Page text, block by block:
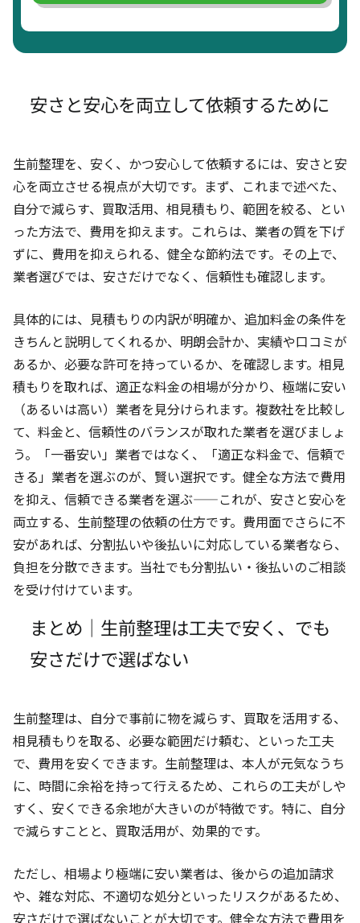
安さと安心を両立して依頼するために
生前整理を、安く、かつ安心して依頼するには、安さと安
心を両立させる視点が大切です。まず、これまで述べた、
自分で減らす、買取活用、相見積もり、範囲を絞る、とい
った方法で、費用を抑えます。これらは、業者の質を下げ
ずに、費用を抑えられる、健全な節約法です。その上で、
業者選びでは、安さだけでなく、信頼性も確認します。
具体的には、見積もりの内訳が明確か、追加料金の条件を
きちんと説明してくれるか、明朗会計か、実績や口コミが
あるか、必要な許可を持っているか、を確認します。相見
積もりを取れば、適正な料金の相場が分かり、極端に安い
（あるいは高い）業者を見分けられます。複数社を比較し
て、料金と、信頼性のバランスが取れた業者を選びましょ
う。「一番安い」業者ではなく、「適正な料金で、信頼で
きる」業者を選ぶのが、賢い選択です。健全な方法で費用
を抑え、信頼できる業者を選ぶ——これが、安さと安心を
両立する、生前整理の依頼の仕方です。費用面でさらに不
安があれば、分割払いや後払いに対応している業者なら、
負担を分散できます。当社でも分割払い・後払いのご相談
を受け付けています。
まとめ｜生前整理は工夫で安く、でも
安さだけで選ばない
生前整理は、自分で事前に物を減らす、買取を活用する、
相見積もりを取る、必要な範囲だけ頼む、といった工夫
で、費用を安くできます。生前整理は、本人が元気なうち
に、時間に余裕を持って行えるため、これらの工夫がしや
すく、安くできる余地が大きいのが特徴です。特に、自分
で減らすことと、買取活用が、効果的です。
ただし、相場より極端に安い業者は、後からの追加請求
や、雑な対応、不適切な処分といったリスクがあるため、
安さだけで選ばないことが大切です。健全な方法で費用を